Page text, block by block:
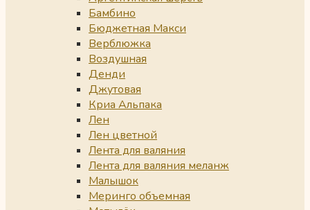
Бамбино
Бюджетная Макси
Верблюжка
Воздушная
Денди
Джутовая
Криа Альпака
Лен
Лен цветной
Лента для валяния
Лента для валяния меланж
Малышок
Меринго объемная